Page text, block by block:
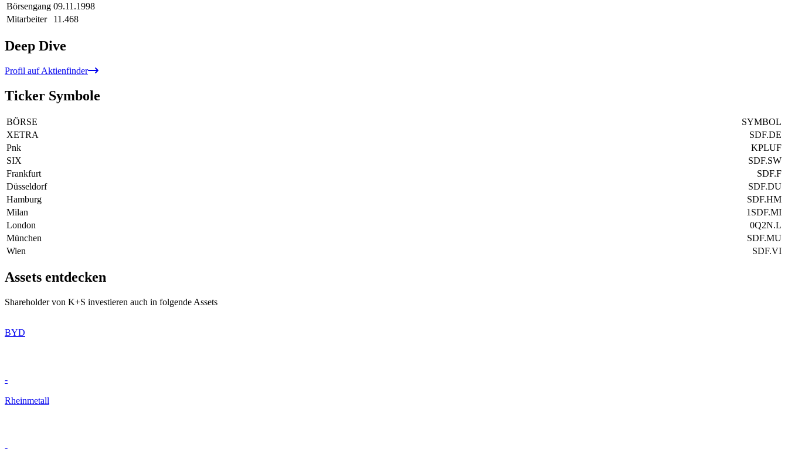
Börsengang 09.11.1998
Mitarbeiter
11.468
Deep Dive
Profil auf Aktienfinder
Ticker Symbole
BÖRSE
SYMBOL
XETRA
SDF.DE
Pnk
KPLUF
SIX
SDF.SW
Frankfurt
SDF.F
Düsseldorf
SDF.DU
Hamburg
SDF.HM
Milan
1SDF.MI
London
0Q2N.L
München
SDF.MU
Wien
SDF.VI
Assets entdecken
Shareholder von K+S investieren auch in folgende Assets
BYD
-
Rheinmetall